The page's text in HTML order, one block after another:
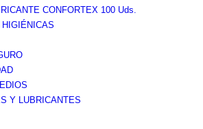
CONFORTEX 100 Uds.
Y LUBRICANTES